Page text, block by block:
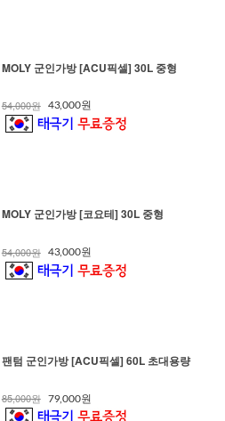
MOLY 군인가방 [ACU픽셀] 30L 중형
54,000원 43,000원
MOLY 군인가방 [코요테] 30L 중형
54,000원 43,000원
팬텀 군인가방 [ACU픽셀] 60L 초대용량
85,000원 79,000원